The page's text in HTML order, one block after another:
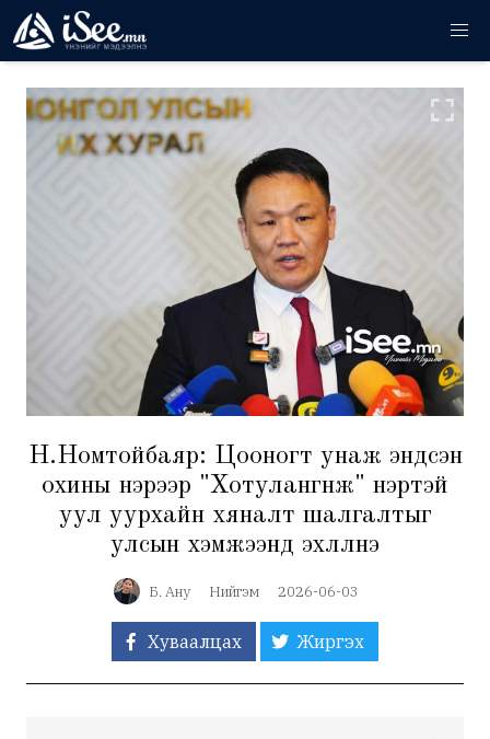
Н.Номтойбаяр: Цооногт унаж эндсэн
охины нэрээр "Хотулангүнж" нэртэй
уул уурхайн хяналт шалгалтыг
улсын хэмжээнд эхлүүлнэ
Б. Ану Нийгэм 2026-06-03
Хуваалцах Жиргэх